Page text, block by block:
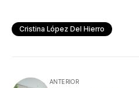
Cristina López Del Hierro
ANTERIOR